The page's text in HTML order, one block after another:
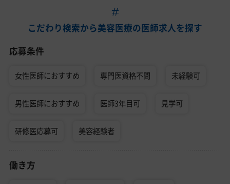
こだわり検索から美容医療の医師求人を探す
応募条件
女性医師におすすめ 専門医資格不問 未経験可
男性医師におすすめ 医師3年目可 見学可
研修医応募可 美容経験者
働き方